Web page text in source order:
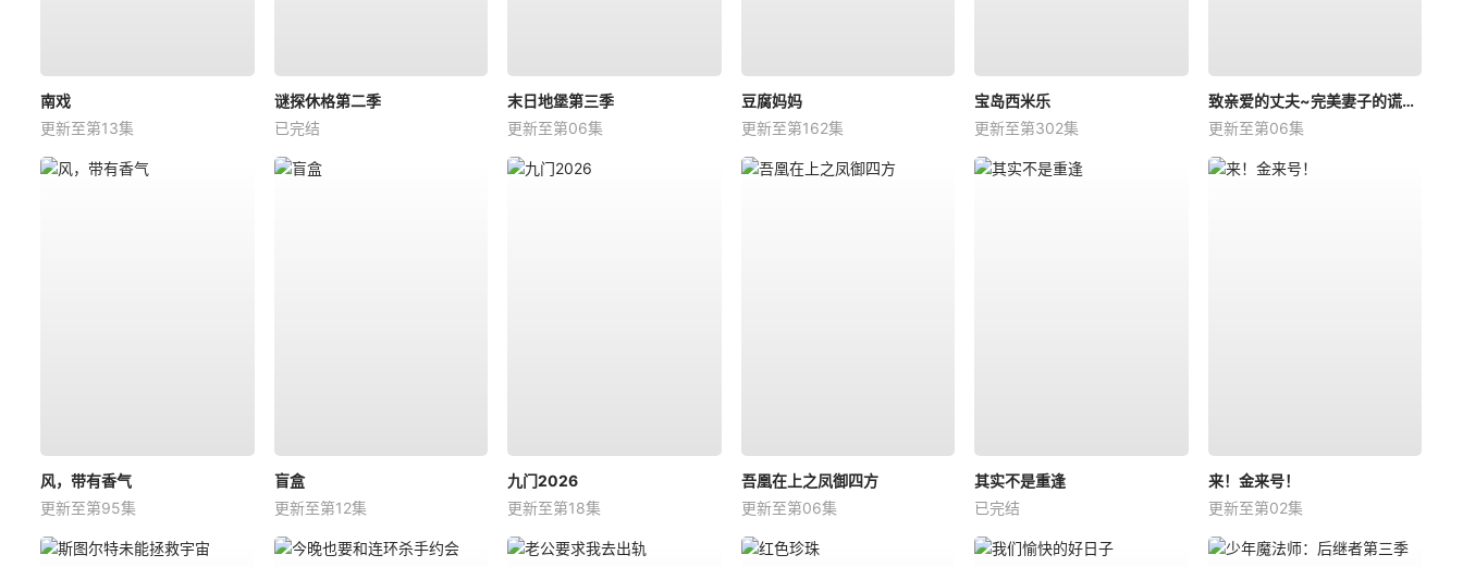
南戏
更新至第13集
谜探休格第二季
已完结
末日地堡第三季
更新至第06集
豆腐妈妈
更新至第162集
宝岛西米乐
更新至第302集
致亲爱的丈夫~完美妻子的谎言~
更新至第06集
风，带有香气
更新至第95集
盲盒
更新至第12集
九门2026
更新至第18集
吾凰在上之凤御四方
更新至第06集
其实不是重逢
已完结
来！金来号！
更新至第02集